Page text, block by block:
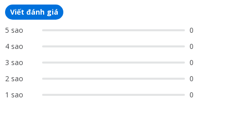
Viết đánh giá
5 sao
0
4 sao
0
3 sao
0
2 sao
0
1 sao
0